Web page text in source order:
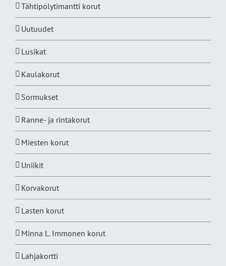
Tähtipölytimantti korut
Uutuudet
Lusikat
Kaulakorut
Sormukset
Ranne- ja rintakorut
Miesten korut
Uniikit
Korvakorut
Lasten korut
Minna L. Immonen korut
Lahjakortti